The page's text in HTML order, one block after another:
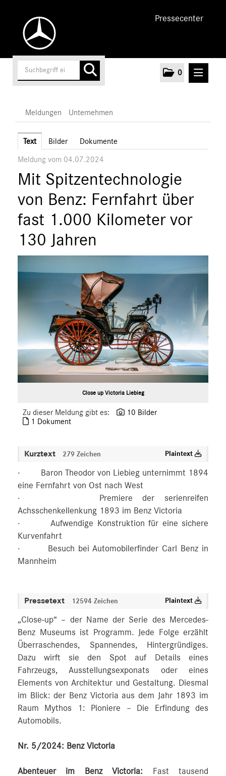
Pressecenter
0
Unternehmen
Marken & Produkte
MEDIA
ÜBER UNS
ANSPRECHPARTNER
Meldungen Unternehmen
Text Bilder Dokumente
Meldung vom 04.07.2024
Mit Spitzentechnologie
von Benz: Fernfahrt über
fast 1.000 Kilometer vor
130 Jahren
Close up Victoria Liebieg
Zu dieser Meldung gibt es:
10 Bilder
1 Dokument
Kurztext 279 Zeichen Plaintext
· Baron Theodor von Liebieg unternimmt 1894
eine Fernfahrt von Ost nach West
· Premiere der serienreifen
Achsschenkellenkung 1893 im Benz Victoria
· Aufwendige Konstruktion für eine sichere
Kurvenfahrt
· Besuch bei Automobilerfinder Carl Benz in
Mannheim
Pressetext 12594 Zeichen Plaintext
„Close-up“ – der Name der Serie des Mercedes-
Benz Museums ist Programm. Jede Folge erzählt
Überraschendes, Spannendes, Hintergründiges.
Dazu wirft sie den Spot auf Details eines
Fahrzeugs, Ausstellungsexponats oder eines
Elements von Architektur und Gestaltung. Diesmal
im Blick: der Benz Victoria aus dem Jahr 1893 im
Raum Mythos 1: Pioniere – Die Erfindung des
Automobils.
Nr. 5/2024: Benz Victoria
Abenteuer im Benz Victoria: Fast tausend